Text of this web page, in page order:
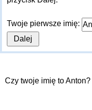
Twoje pierwsze imię:
Czy twoje imię to Anton?